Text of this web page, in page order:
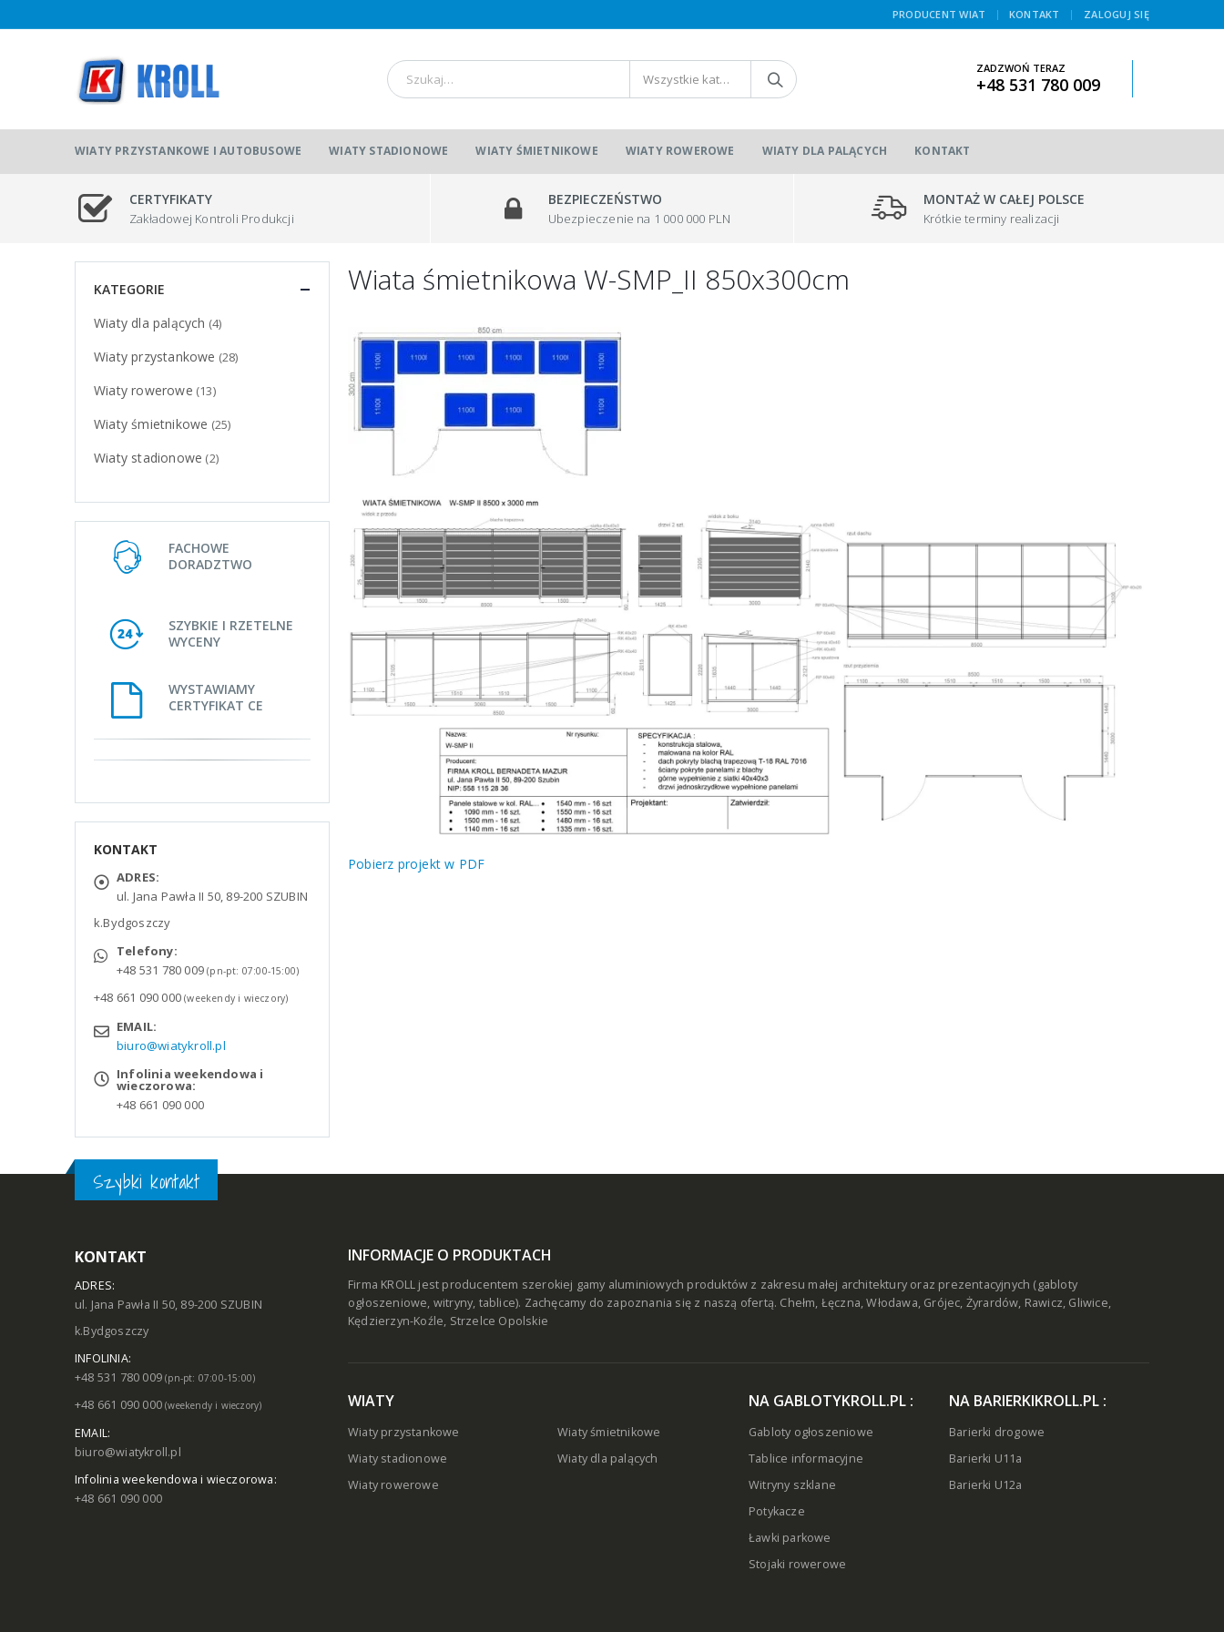
PRODUCENT WIAT | KONTAKT ZALOGUJ SIĘ
Wszystkie kategorie
ZADZWOŃ TERAZ
+48 531 780 009
WIATY PRZYSTANKOWE I AUTOBUSOWE WIATY STADIONOWE WIATY ŚMIETNIKOWE WIATY ROWEROWE WIATY DLA PALĄCYCH KONTAKT
CERTYFIKATY
Zakładowej Kontroli Produkcji
BEZPIECZEŃSTWO
Ubezpieczenie na 1 000 000 PLN
MONTAŻ W CAŁEJ POLSCE
Krótkie terminy realizacji
Wiata śmietnikowa W-SMP_II 850x300cm
Pobierz projekt w PDF
KATEGORIE
Wiaty dla palących (4)
Wiaty przystankowe (28)
Wiaty rowerowe (13)
Wiaty śmietnikowe (25)
Wiaty stadionowe (2)
FACHOWE
DORADZTWO
SZYBKIE I RZETELNE
WYCENY
WYSTAWIAMY
CERTYFIKAT CE
KONTAKT
ADRES:
ul. Jana Pawła II 50, 89-200 SZUBIN
k.Bydgoszczy
Telefony:
+48 531 780 009(pn-pt: 07:00-15:00)
+48 661 090 000(weekendy i wieczory)
EMAIL:
biuro@wiatykroll.pl
Infolinia weekendowa i
wieczorowa:
+48 661 090 000
Szybki kontakt
KONTAKT
ADRES:
ul. Jana Pawła II 50, 89-200 SZUBIN
k.Bydgoszczy
INFOLINIA:
+48 531 780 009(pn-pt: 07:00-15:00)
+48 661 090 000(weekendy i wieczory)
EMAIL:
biuro@wiatykroll.pl
Infolinia weekendowa i wieczorowa:
+48 661 090 000
INFORMACJE O PRODUKTACH
Firma KROLL jest producentem szerokiej gamy aluminiowych produktów z zakresu małej architektury oraz prezentacyjnych (gabloty
ogłoszeniowe, witryny, tablice). Zachęcamy do zapoznania się z naszą ofertą. Chełm, Łęczna, Włodawa, Grójec, Żyrardów, Rawicz, Gliwice,
Kędzierzyn-Koźle, Strzelce Opolskie
WIATY
Wiaty przystankowe
Wiaty stadionowe
Wiaty rowerowe
Wiaty śmietnikowe
Wiaty dla palących
NA GABLOTYKROLL.PL :
Gabloty ogłoszeniowe
Tablice informacyjne
Witryny szklane
Potykacze
Ławki parkowe
Stojaki rowerowe
NA BARIERKIKROLL.PL :
Barierki drogowe
Barierki U11a
Barierki U12a